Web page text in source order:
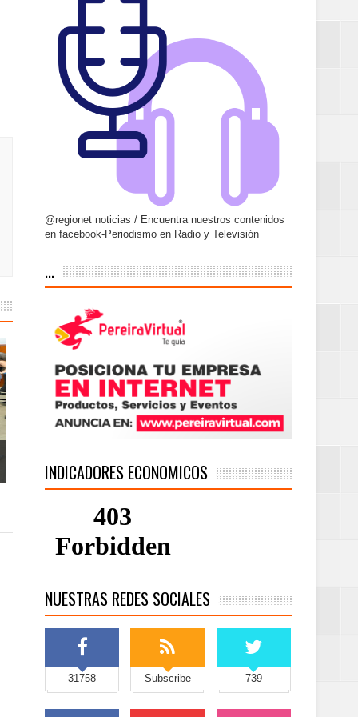
@regionet noticias / Encuentra nuestros contenidos
en facebook-Periodismo en Radio y Televisión
...
INDICADORES ECONOMICOS
NUESTRAS REDES SOCIALES
31758 Subscribe 739